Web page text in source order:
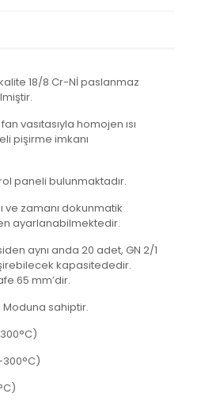
18/8 Cr-Nİ paslanmaz
vasıtasıyla homojen ısı
pişirme imkanı
paneli bulunmaktadır.
ve zamanı dokunmatik
ayarlanabilmektedir.
aynı anda 20 adet, GN 2/1
kapasitededir.
65 mm’dir.
Moduna sahiptir.